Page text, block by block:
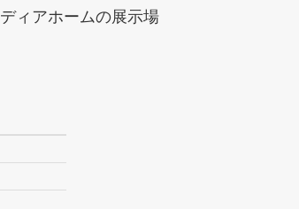
ディアホームの展示場